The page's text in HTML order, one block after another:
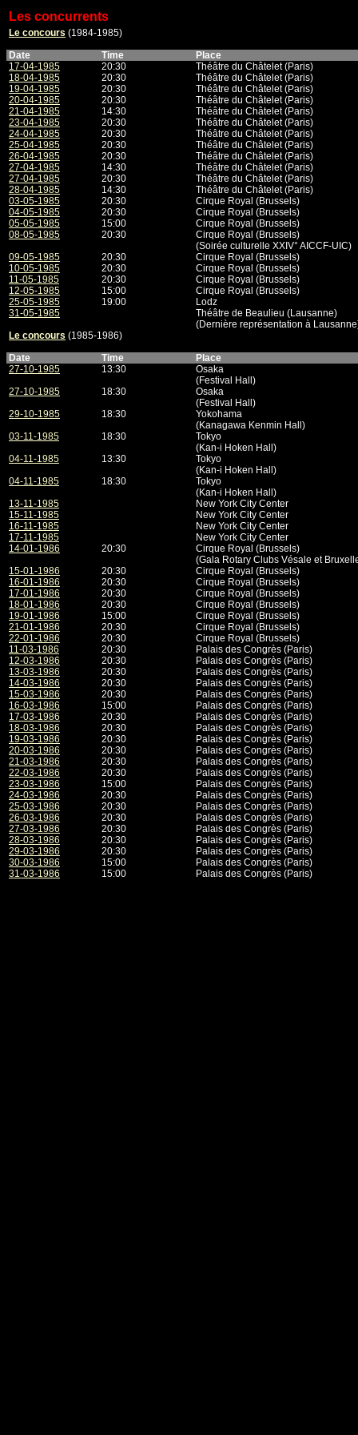
Les concurrents
Le concours (1984-1985)
Date
Time
Place
17-04-1985
20:30
Théâtre du Châtelet (Paris)
18-04-1985
20:30
Théâtre du Châtelet (Paris)
19-04-1985
20:30
Théâtre du Châtelet (Paris)
20-04-1985
20:30
Théâtre du Châtelet (Paris)
21-04-1985
14:30
Théâtre du Châtelet (Paris)
23-04-1985
20:30
Théâtre du Châtelet (Paris)
24-04-1985
20:30
Théâtre du Châtelet (Paris)
25-04-1985
20:30
Théâtre du Châtelet (Paris)
26-04-1985
20:30
Théâtre du Châtelet (Paris)
27-04-1985
14:30
Théâtre du Châtelet (Paris)
27-04-1985
20:30
Théâtre du Châtelet (Paris)
28-04-1985
14:30
Théâtre du Châtelet (Paris)
03-05-1985
20:30
Cirque Royal (Brussels)
04-05-1985
20:30
Cirque Royal (Brussels)
05-05-1985
15:00
Cirque Royal (Brussels)
08-05-1985
20:30
Cirque Royal (Brussels)
(Soirée culturelle XXIV° AICCF-UIC)
09-05-1985
20:30
Cirque Royal (Brussels)
10-05-1985
20:30
Cirque Royal (Brussels)
11-05-1985
20:30
Cirque Royal (Brussels)
12-05-1985
15:00
Cirque Royal (Brussels)
25-05-1985
19:00
Lodz
31-05-1985
Théâtre de Beaulieu (Lausanne)
(Dernière représentation à
Le concours (1985-1986)
Date
Time
Place
27-10-1985
13:30
Osaka
(Festival Hall)
27-10-1985
18:30
Osaka
(Festival Hall)
29-10-1985
18:30
Yokohama
(Kanagawa Kenmin Hall)
03-11-1985
18:30
Tokyo
(Kan-i Hoken Hall)
04-11-1985
13:30
Tokyo
(Kan-i Hoken Hall)
04-11-1985
18:30
Tokyo
(Kan-i Hoken Hall)
13-11-1985
New York City Center
15-11-1985
New York City Center
16-11-1985
New York City Center
17-11-1985
New York City Center
14-01-1986
20:30
Cirque Royal (Brussels)
(Gala Rotary Clubs Vésale et
15-01-1986
20:30
Cirque Royal (Brussels)
16-01-1986
20:30
Cirque Royal (Brussels)
17-01-1986
20:30
Cirque Royal (Brussels)
18-01-1986
20:30
Cirque Royal (Brussels)
19-01-1986
15:00
Cirque Royal (Brussels)
21-01-1986
20:30
Cirque Royal (Brussels)
22-01-1986
20:30
Cirque Royal (Brussels)
11-03-1986
20:30
Palais des Congrès (Paris)
12-03-1986
20:30
Palais des Congrès (Paris)
13-03-1986
20:30
Palais des Congrès (Paris)
14-03-1986
20:30
Palais des Congrès (Paris)
15-03-1986
20:30
Palais des Congrès (Paris)
16-03-1986
15:00
Palais des Congrès (Paris)
17-03-1986
20:30
Palais des Congrès (Paris)
18-03-1986
20:30
Palais des Congrès (Paris)
19-03-1986
20:30
Palais des Congrès (Paris)
20-03-1986
20:30
Palais des Congrès (Paris)
21-03-1986
20:30
Palais des Congrès (Paris)
22-03-1986
20:30
Palais des Congrès (Paris)
23-03-1986
15:00
Palais des Congrès (Paris)
24-03-1986
20:30
Palais des Congrès (Paris)
25-03-1986
20:30
Palais des Congrès (Paris)
26-03-1986
20:30
Palais des Congrès (Paris)
27-03-1986
20:30
Palais des Congrès (Paris)
28-03-1986
20:30
Palais des Congrès (Paris)
29-03-1986
20:30
Palais des Congrès (Paris)
30-03-1986
15:00
Palais des Congrès (Paris)
31-03-1986
15:00 Palais des Congrès (Paris)